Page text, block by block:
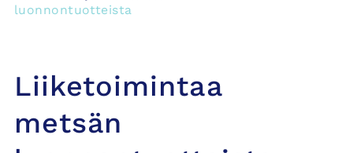
luonnontuotteista
Liiketoimintaa
metsän